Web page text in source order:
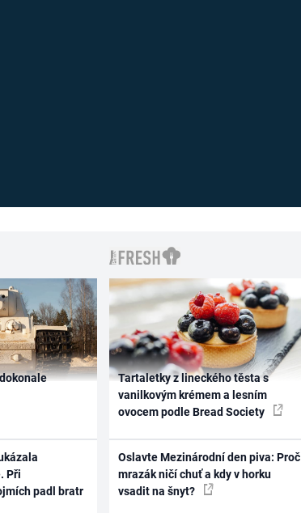
Při
padl bratr
Tartaletky z lineckého těsta s
vanilkovým krémem a lesním
ovocem podle Bread Society
Oslavte Mezinárodní den piva: Proč
mrazák ničí chuť a kdy v horku
vsadit na šnyt?